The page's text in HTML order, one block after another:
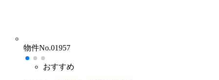
物件No.01957
おすすめ